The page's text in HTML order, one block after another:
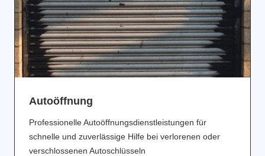
Аutoöffnung
Professionelle Autoöffnungsdienstleistungen für
schnelle und zuverlässige Hilfe bei verlorenen oder
verschlossenen Autoschlüsseln